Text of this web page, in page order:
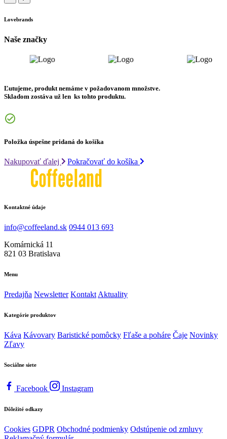
Lovebrands
Naše značky
Ľutujeme, produkt nemáme v požadovanom množstve.
Skladom zostáva už len ks tohto produktu.
Položka úspešne pridaná do košíka
Nakupovať ďalej Pokračovať do košíka
Kontaktné údaje
info@coffeeland.sk 0944 013 693
Komárnická 11
821 03 Bratislava
Menu
Predajňa Newsletter Kontakt Aktuality
Kategórie produktov
Káva Kávovary Baristické pomôcky Fľaše a poháre Čaje Novinky
Zľavy
Sociálne siete
Facebook Instagram
Dôležité odkazy
Cookies GDPR Obchodné podmienky Odstúpenie od zmluvy